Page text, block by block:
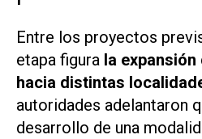
Entre los proyectos
etapa figura la
hacia distintas
autoridades adelantaron
desarrollo de una